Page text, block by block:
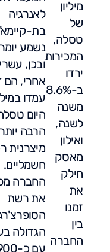
מיליון
של
טסלה,
המכירות
ירדו
ב-8.6%
משנה
לשנה,
ואילון
מאסק
חילק
את
זמנו
בין
החברה
לאנרגיה
בת-
נשמע
ובכן,
אחרי, הם
עמדו
היום
הרבה יותר
מיצרנית
חשמליים.
החברה
את רשת
הגדולה
עם כ-